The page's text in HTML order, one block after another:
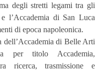
degli stretti legami tra gli
l’Accademia di San Luca
di epoca napoleonica.
dell’Accademia di Belle Arti
per titolo Accademia,
ricerca, trasmissione e